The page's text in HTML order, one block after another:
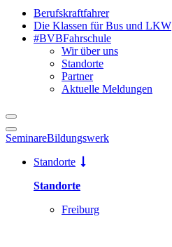
Berufskraftfahrer
Die Klassen für Bus und LKW
#BVBFahrschule
Wir über uns
Standorte
Partner
Aktuelle Meldungen
SeminareBildungswerk
Standorte
Standorte
Freiburg